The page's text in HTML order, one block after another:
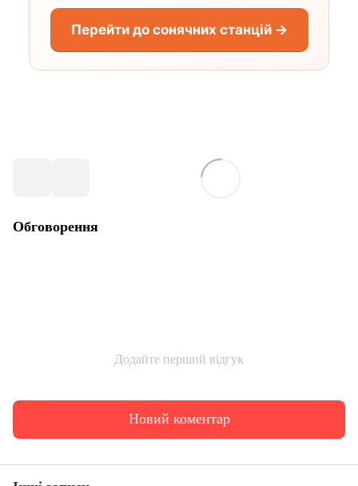
Перейти до сонячних станцій →
Обговорення
Додайте перший відгук
Новий коментар